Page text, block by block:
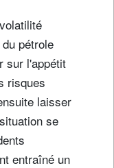
pétrole
sur l'appétit
risques
laisser
se
entraîné un